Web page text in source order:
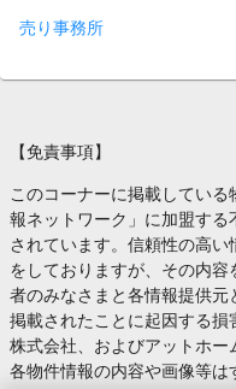
売り事務所
【免責事項】
このコーナーに掲載してい
報ネットワーク」に加盟す
されています。信頼性の高
をしておりますが、その内
者のみなさまと各情報提供
掲載されたことに起因する
株式会社、およびアットホー
各物件情報の内容や画像等は